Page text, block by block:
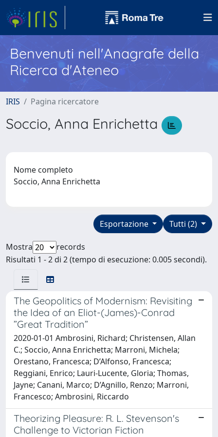
Benvenuti nell'Anagrafe della
Ricerca d'Ateneo
IRIS Pagina ricercatore
Soccio, Anna Enrichetta
Nome completo
Soccio, Anna Enrichetta
Tutti (2)
Esportazione
Mostra
records
Risultati 1 - 2 di 2 (tempo di esecuzione: 0.005 secondi).
The Geopolitics of Modernism: Revisiting
the Idea of an Eliot-(James)-Conrad
”Great Tradition”
2020-01-01 Ambrosini, Richard; Christensen, Allan
C.; Soccio, Anna Enrichetta; Marroni, Michela;
Orestano, Francesca; D’Alfonso, Francesca;
Reggiani, Enrico; Lauri-Lucente, Gloria; Thomas,
Jayne; Canani, Marco; D’Agnillo, Renzo; Marroni,
Francesco; Ambrosini, Riccardo
Theorizing Pleasure: R. L. Stevenson's
Challenge to Victorian Fiction